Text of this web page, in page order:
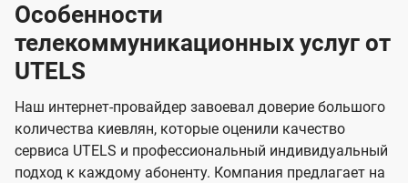
Особенности
телекоммуникационных услуг от
UTELS
Наш интернет-провайдер завоевал доверие большого
количества киевлян, которые оценили качество
сервиса UTELS и профессиональный индивидуальный
подход к каждому абоненту. Компания предлагает на